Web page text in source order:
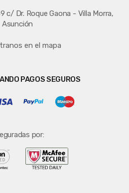
c/ Dr. Roque Gaona - Villa Morra,
Asunción
en el mapa
PAGOS SEGUROS
por: